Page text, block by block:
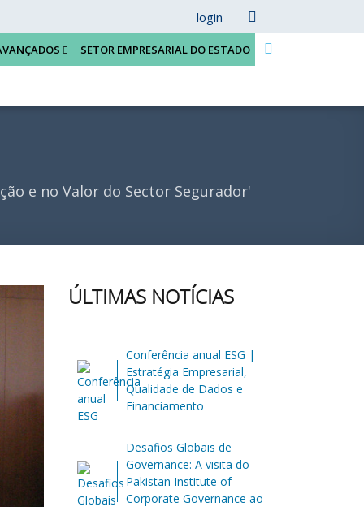
login
SETOR EMPRESARIAL DO ESTADO
e no Valor do Sector Segurador'
ÚLTIMAS NOTÍCIAS
Conferência anual ESG |
Estratégia Empresarial,
Qualidade de Dados e
Financiamento
Desafios Globais de
Governance: A visita do
Pakistan Institute of
Corporate Governance ao